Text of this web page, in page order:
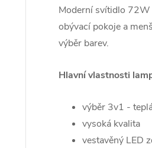
Moderní svítidlo 72W
obývací pokoje a
výběr barev.
Hlavní vlastnosti
výběr 3v1 -
vysoká kvalita
vestavěný LED